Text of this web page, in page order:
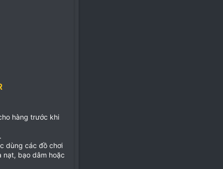
hàng trước khi
dùng các đồ chơi
bạo dâm hoặc